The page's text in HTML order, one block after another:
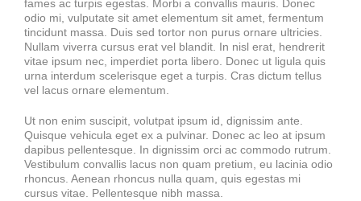
fames ac turpis egestas. Morbi a convallis mauris. Donec
odio mi, vulputate sit amet elementum sit amet, fermentum
tincidunt massa. Duis sed tortor non purus ornare ultricies.
Nullam viverra cursus erat vel blandit. In nisl erat, hendrerit
vitae ipsum nec, imperdiet porta libero. Donec ut ligula quis
urna interdum scelerisque eget a turpis. Cras dictum tellus
vel lacus ornare elementum.
Ut non enim suscipit, volutpat ipsum id, dignissim ante.
Quisque vehicula eget ex a pulvinar. Donec ac leo at ipsum
dapibus pellentesque. In dignissim orci ac commodo rutrum.
Vestibulum convallis lacus non quam pretium, eu lacinia odio
rhoncus. Aenean rhoncus nulla quam, quis egestas mi
cursus vitae. Pellentesque nibh massa.